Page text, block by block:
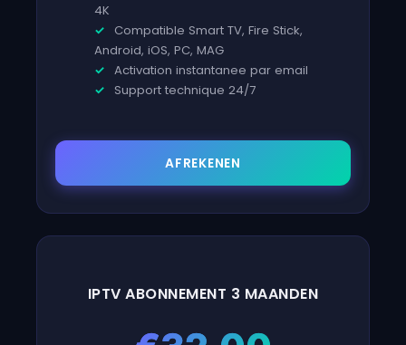
4K
Compatible Smart TV, Fire Stick,
Android, iOS, PC, MAG
Activation instantanee par email
Support technique 24/7
AFREKENEN
IPTV ABONNEMENT 3 MAANDEN